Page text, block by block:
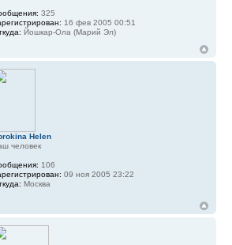
325
16 фев 2005 00:51
Йошкар-Ола (Марий Эл)
Helen
человек
106
09 ноя 2005 23:22
Москва